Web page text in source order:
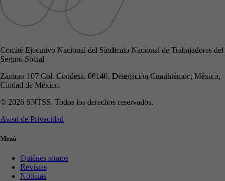
Comité Ejecutivo Nacional del Sindicato Nacional de Trabajadores del
Seguro Social
Zamora 107 Col. Condesa. 06140, Delegación Cuauhtémoc; México,
Ciudad de México.
© 2026 SNTSS. Todos los derechos reservados.
Aviso de Privacidad
Menú
Quiénes somos
Revistas
Noticias